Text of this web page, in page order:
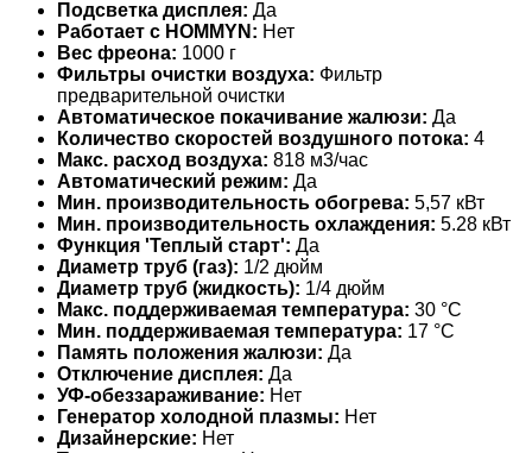
Подсветка дисплея: Да
Работает с HOMMYN: Нет
Вес фреона: 1000 г
Фильтры очистки воздуха: Фильтр
предварительной очистки
Автоматическое покачивание жалюзи: Да
Количество скоростей воздушного потока: 4
Макс. расход воздуха: 818 м3/час
Автоматический режим: Да
Мин. производительность обогрева: 5,57 кВт
Мин. производительность охлаждения: 5.28 кВт
Функция 'Теплый старт': Да
Диаметр труб (газ): 1/2 дюйм
Диаметр труб (жидкость): 1/4 дюйм
Макс. поддерживаемая температура: 30 °С
Мин. поддерживаемая температура: 17 °С
Память положения жалюзи: Да
Отключение дисплея: Да
УФ-обеззараживание: Нет
Генератор холодной плазмы: Нет
Дизайнерские: Нет